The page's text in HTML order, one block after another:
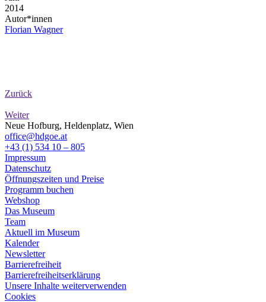
2014
Autor*innen
Florian Wagner
Zurück
Weiter
Neue Hofburg, Heldenplatz, Wien
office@hdgoe.at
+43 (1) 534 10 – 805
Impressum
Datenschutz
Öffnungszeiten und Preise
Programm buchen
Webshop
Das Museum
Team
Aktuell im Museum
Kalender
Newsletter
Barrierefreiheit
Barrierefreiheitserklärung
Unsere Inhalte weiterverwenden
Cookies